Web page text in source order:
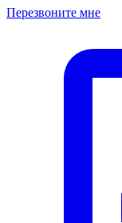
Перезвоните мне